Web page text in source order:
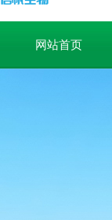
网站首页